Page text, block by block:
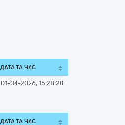
ДАТА ТА ЧАС
01-04-2026, 15:28:20
ДАТА ТА ЧАС